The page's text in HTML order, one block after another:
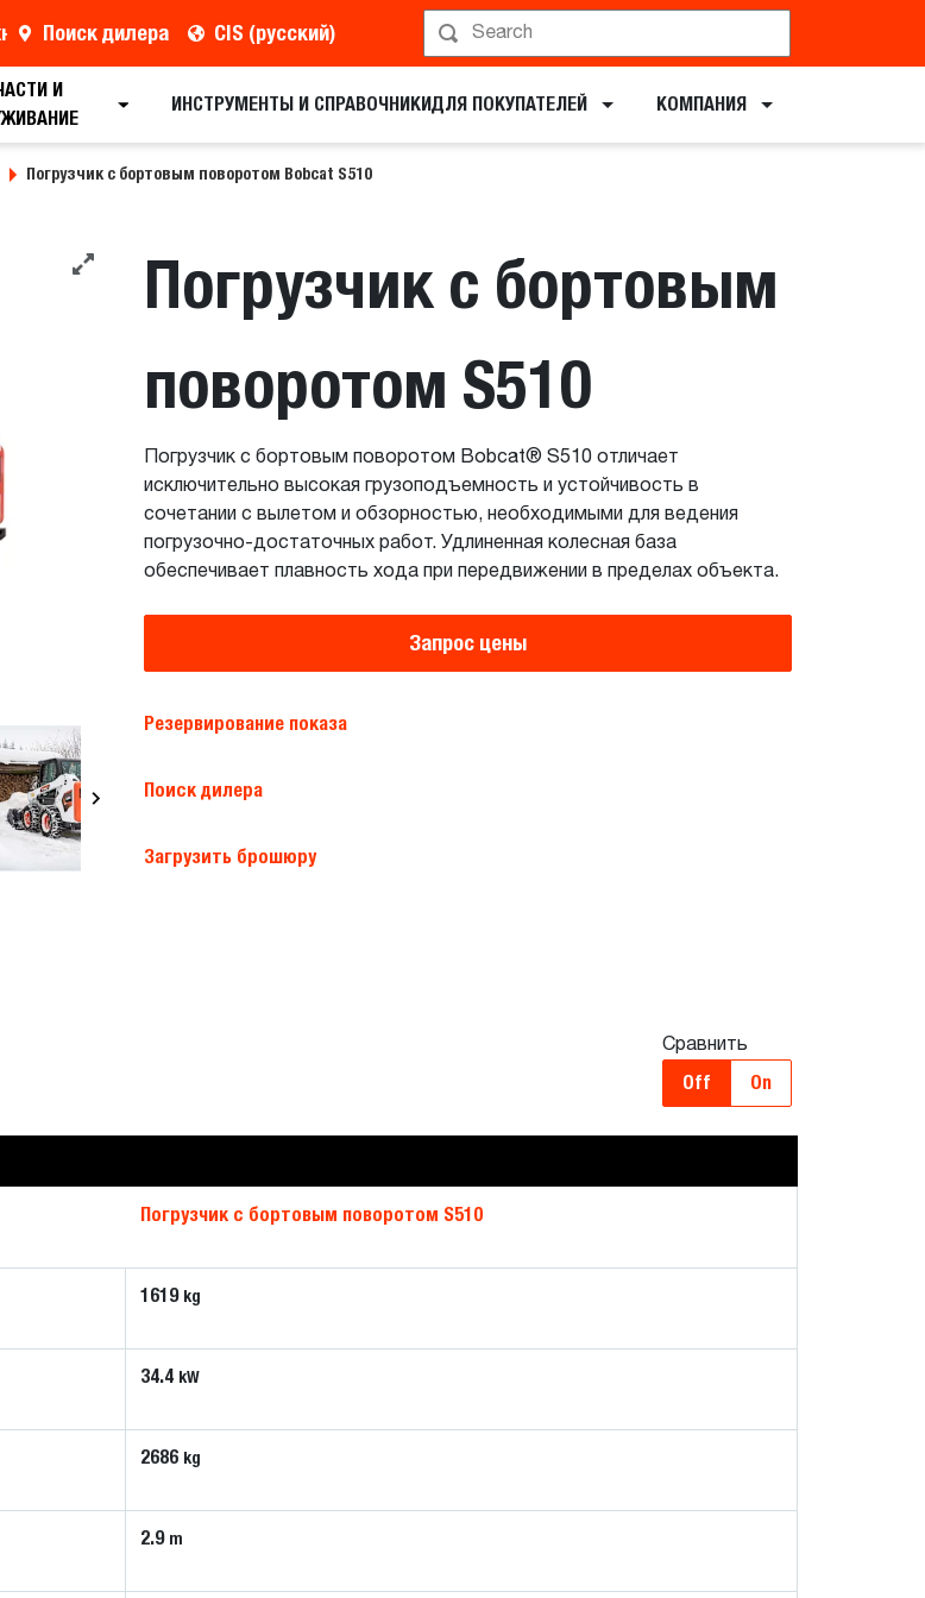
Поиск дилера CIS (русский)
И
ИНСТРУМЕНТЫ И СПРАВОЧНИКИ​ДЛЯ ПОКУПАТЕЛЕЙ КОМПАНИЯ
Погрузчик с бортовым поворотом Bobcat S510
Погрузчик с бортовым
поворотом S510
Погрузчик с бортовым поворотом Bobcat® S510 отличает
исключительно высокая грузоподъемность и устойчивость в
сочетании с вылетом и обзорностью, необходимыми для ведения
погрузочно-достаточных работ. Удлиненная колесная база
обеспечивает плавность хода при передвижении в пределах объекта.
Запрос цены
Резервирование показа
Поиск дилера
Загрузить брошюру
Сравнить
Off On
Погрузчик с бортовым поворотом S510
1619 kg
34.4 kW
2686 kg
2.9 m
Запрос брошюры Резервирование показа